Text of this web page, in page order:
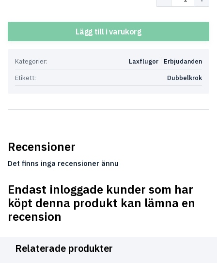
Lägg till i varukorg
Kategorier: Erbjudanden
Laxflugor
Etikett:
Dubbelkrok
Recensioner
Det finns inga recensioner ännu
Endast inloggade kunder som har
köpt denna produkt kan lämna en
recension
Relaterade produkter